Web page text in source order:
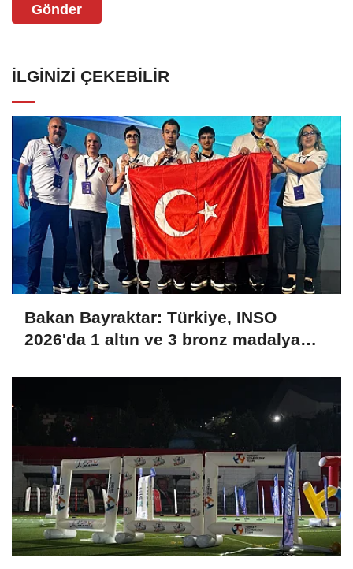
Gönder
İLGINIZI ÇEKEBILIR
Bakan Bayraktar: Türkiye, INSO
2026'da 1 altın ve 3 bronz madalya
bir giriş yaptı